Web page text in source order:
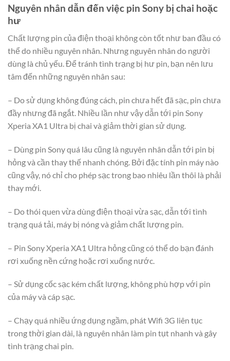
Nguyên nhân dẫn đến việc pin Sony bị chai hoặc
hư
Chất lượng pin của điện thoại không còn tốt như ban đầu có
thể do nhiều nguyên nhân. Nhưng nguyên nhân do người
dùng là chủ yếu. Để tránh tình trạng bị hư pin, bạn nên lưu
tâm đến những nguyên nhân sau:
– Do sử dụng không đúng cách, pin chưa hết đã sạc, pin chưa
đầy nhưng đã ngắt. Nhiều lần như vậy dẫn tới pin Sony
Xperia XA1 Ultra bị chai và giảm thời gian sử dụng.
– Dùng pin Sony quá lâu cũng là nguyên nhân dẫn tới pin bị
hỏng và cần thay thế nhanh chóng. Bởi đặc tính pin máy nào
cũng vậy, nó chỉ cho phép sạc trong bao nhiêu lần thôi là phải
thay mới.
– Do thói quen vừa dùng điện thoại vừa sạc, dẫn tới tình
trạng quá tải, máy bị nóng và giảm chất lượng pin.
– Pin Sony Xperia XA1 Ultra hỏng cũng có thể do bạn đánh
rơi xuống nền cứng hoặc rơi xuống nước.
– Sử dụng cốc sạc kém chất lượng, không phù hợp với pin
của máy và cáp sạc.
– Chạy quá nhiều ứng dụng ngầm, phát Wifi 3G liên tục
trong thời gian dài, là nguyên nhân làm pin tụt nhanh và gây
tình trạng chai pin.